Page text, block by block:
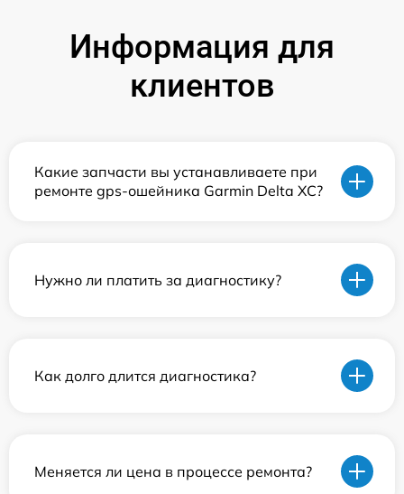
Информация для
клиентов
Какие запчасти вы устанавливаете при
ремонте gps-ошейника Garmin Delta XC?
Нужно ли платить за диагностику?
Как долго длится диагностика?
Меняется ли цена в процессе ремонта?